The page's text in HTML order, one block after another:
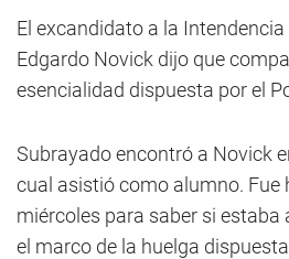
El excandidato a la
Edgardo Novick dijo que
esencialidad dispuesta por el
Subrayado encontró a Novick
cual asistió como alumno. Fue
miércoles para saber si estaba
el marco de la huelga